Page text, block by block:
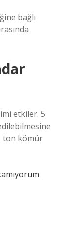
bağlı
etkiler. 5
ton kömür